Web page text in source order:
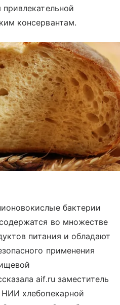
консервантам.
бактерии
во множестве
питания и обладают
применения
aif.ru заместитель
хлебопекарной